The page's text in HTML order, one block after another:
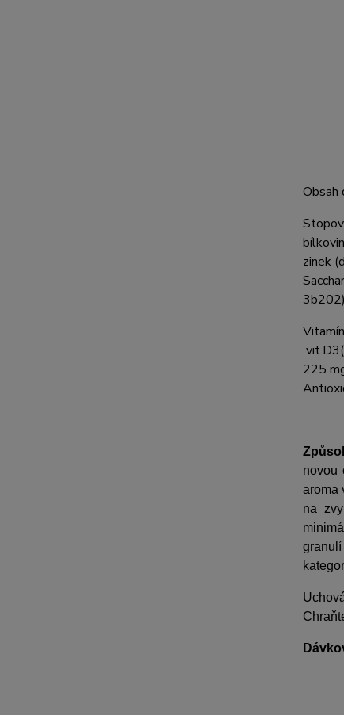
Obsah
zinek
3b202
vit.D3(
225
novou
aroma
na